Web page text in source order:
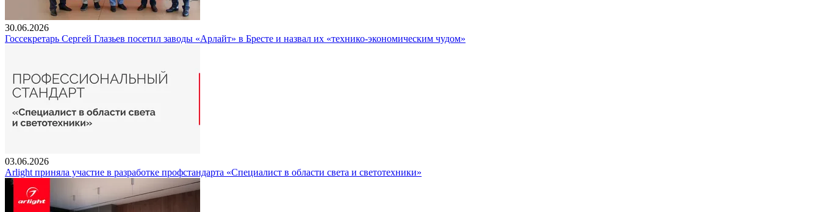
30.06.2026
Госсекретарь Сергей Глазьев посетил заводы «Арлайт» в Бресте и назвал их «технико-экономическим чудом»
03.06.2026
Arlight приняла участие в разработке профстандарта «Специалист в области света и светотехники»